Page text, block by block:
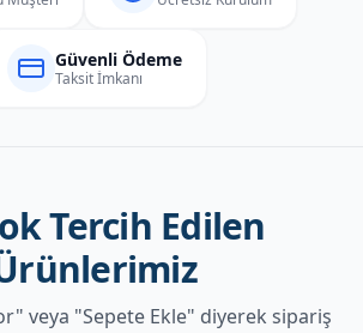
Güvenli Ödeme
Taksit İmkanı
Tercih Edilen
veya "Sepete Ekle" diyerek sipariş